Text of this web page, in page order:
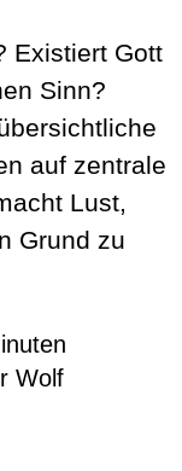
Existiert Gott
Sinn?
auf zentrale
Lust,
Grund zu
Wolf